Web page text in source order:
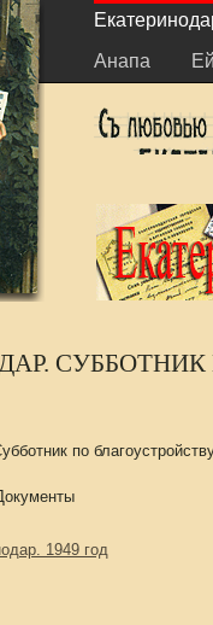
Анапа
СУББОТНИК
по
1949 год